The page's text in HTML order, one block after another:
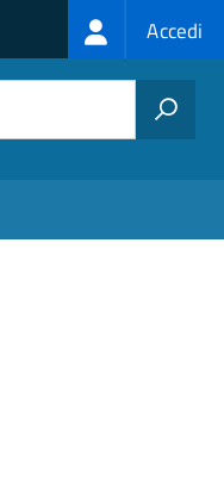
Login
menu
Accedi